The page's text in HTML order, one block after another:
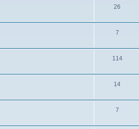
26
7
114
14
7